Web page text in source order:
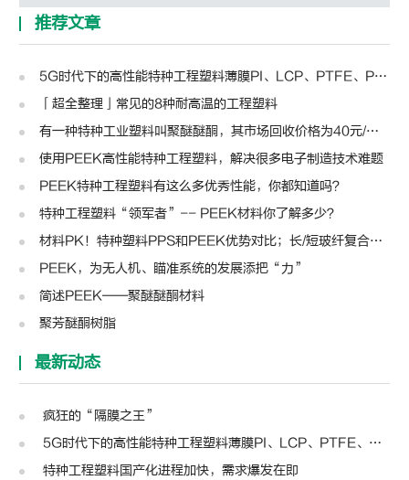
推荐文章
5G时代下的高性能特种工程塑料薄膜PI、LCP、PTFE、PPS、PEEK、PEN
「超全整理」常见的8种耐高温的工程塑料
有一种特种工业塑料叫聚醚醚酮，其市场回收价格为40元/公斤
使用PEEK高性能特种工程塑料，解决很多电子制造技术难题
PEEK特种工程塑料有这么多优秀性能，你都知道吗？
特种工程塑料“领军者”-- PEEK材料你了解多少？
材料PK！特种塑料PPS和PEEK优势对比；​长/短玻纤复合材料大比拼
PEEK，为无人机、瞄准系统的发展添把“力”
简述PEEK——聚醚醚酮材料
聚芳醚酮树脂
最新动态
疯狂的“隔膜之王”
5G时代下的高性能特种工程塑料薄膜PI、LCP、PTFE、PPS、PEEK、PEN
特种工程塑料国产化进程加快，需求爆发在即